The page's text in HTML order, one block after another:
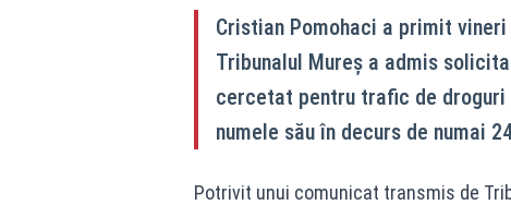
Cristian Pomohaci a primit
Tribunalul Mureș a admis
cercetat pentru trafic de droguri
numele său în decurs de numai
Potrivit unui comunicat transmis de